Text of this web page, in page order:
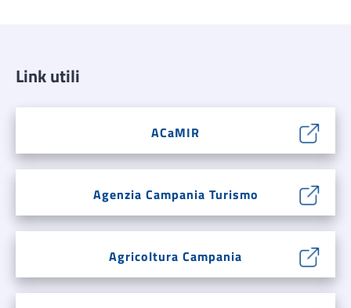
Link utili
ACaMIR
Agenzia Campania Turismo
Agricoltura Campania